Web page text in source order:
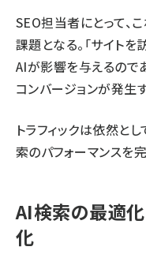
SEO担当者にとって、
課題となる。「サイト
AIが影響を与えるので
コンバージョンが発生
トラフィックは依然と
索のパフォーマンスを
AI検索の最適
化